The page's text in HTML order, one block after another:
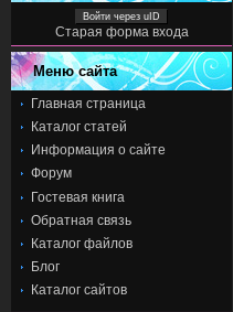
Войти через uID
Старая форма входа
Меню сайта
Главная страница
Каталог статей
Информация о сайте
Форум
Гостевая книга
Обратная связь
Каталог файлов
Блог
Каталог сайтов